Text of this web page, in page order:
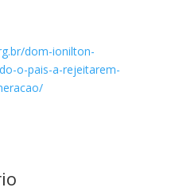
dom-ionilton-
o-pais-a-rejeitarem-